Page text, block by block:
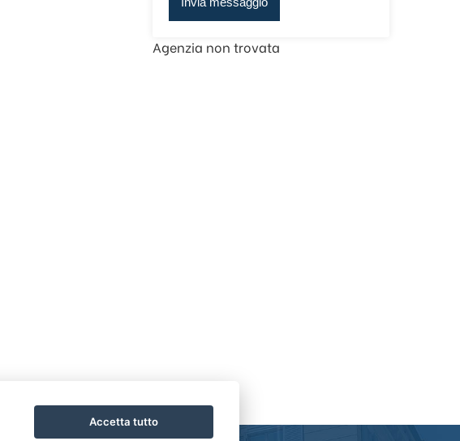
Agenzia non trovata
Accetta tutto